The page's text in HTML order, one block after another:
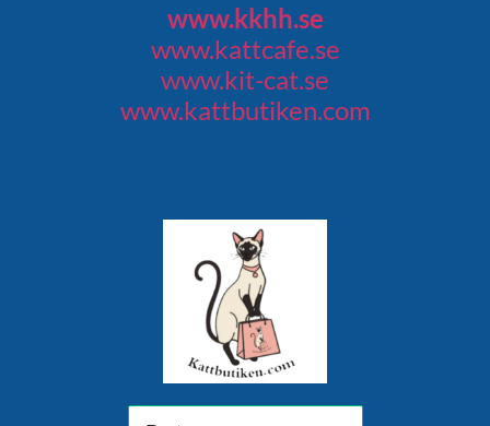
www.kkhh.se
www.kattcafe.se
www.kit-cat.se
www.kattbutiken.com